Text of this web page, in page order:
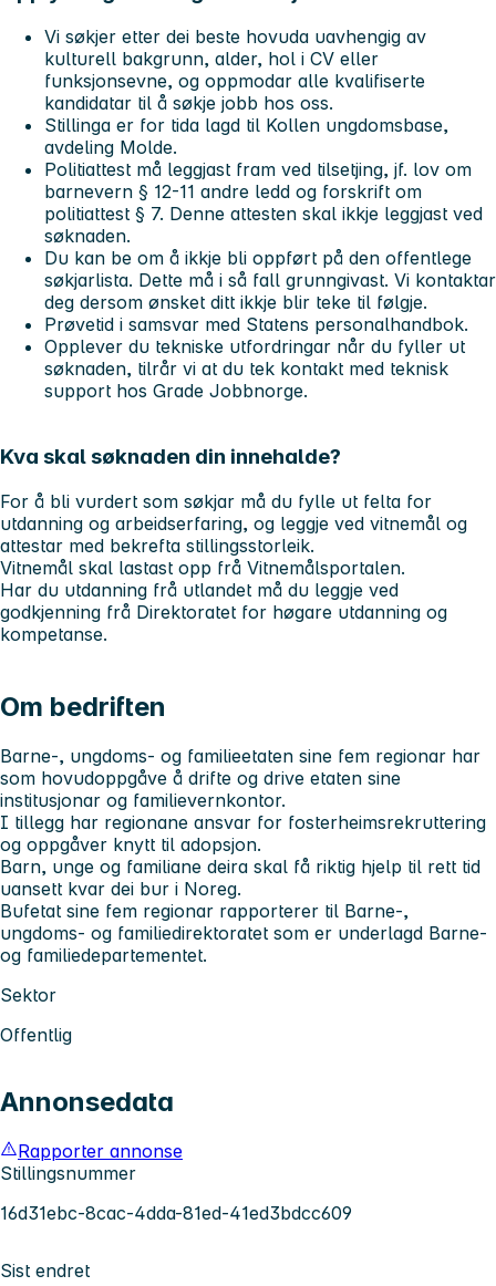
Vi søkjer etter dei beste hovuda uavhengig av
kulturell bakgrunn, alder, hol i CV eller
funksjonsevne, og oppmodar alle kvalifiserte
kandidatar til å søkje jobb hos oss.
Stillinga er for tida lagd til Kollen ungdomsbase,
avdeling Molde.
Politiattest må leggjast fram ved tilsetjing, jf. lov om
barnevern § 12-11 andre ledd og forskrift om
politiattest § 7. Denne attesten skal ikkje leggjast ved
søknaden.
Du kan be om å ikkje bli oppført på den offentlege
søkjarlista. Dette må i så fall grunngivast. Vi kontaktar
deg dersom ønsket ditt ikkje blir teke til følgje.
Prøvetid i samsvar med Statens personalhandbok.
Opplever du tekniske utfordringar når du fyller ut
søknaden, tilrår vi at du tek kontakt med teknisk
support hos Grade Jobbnorge.
Kva skal søknaden din innehalde?
For å bli vurdert som søkjar må du fylle ut felta for
utdanning og arbeidserfaring, og leggje ved vitnemål og
attestar med bekrefta stillingsstorleik.
Vitnemål skal lastast opp frå Vitnemålsportalen.
Har du utdanning frå utlandet må du leggje ved
godkjenning frå Direktoratet for høgare utdanning og
kompetanse.
Om bedriften
Barne-, ungdoms- og familieetaten sine fem regionar har
som hovudoppgåve å drifte og drive etaten sine
institusjonar og familievernkontor.
I tillegg har regionane ansvar for fosterheimsrekruttering
og oppgåver knytt til adopsjon.
Barn, unge og familiane deira skal få riktig hjelp til rett tid
uansett kvar dei bur i Noreg.
Bufetat sine fem regionar rapporterer til Barne-,
ungdoms- og familiedirektoratet som er underlagd Barne-
og familiedepartementet.
Sektor
Offentlig
Annonsedata
Rapporter annonse
Stillingsnummer
16d31ebc-8cac-4dda-81ed-41ed3bdcc609
Sist endret